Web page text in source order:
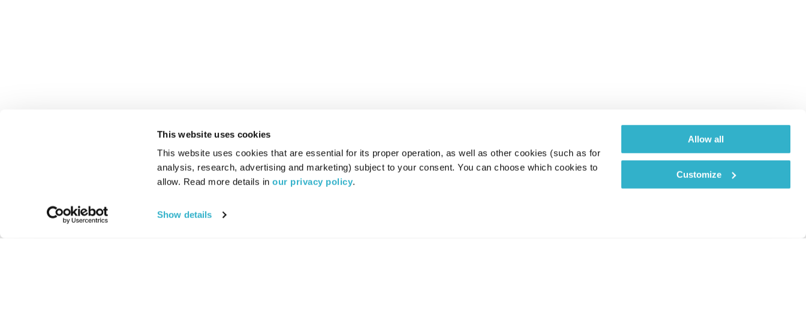
This website uses cookies
This website uses cookies that are essential for its proper operation, as well as other cookies (such as for
analysis, research, advertising and marketing) subject to your consent. You can choose which cookies to
allow. Read more details in our privacy policy.
Show details
Allow all
Customize